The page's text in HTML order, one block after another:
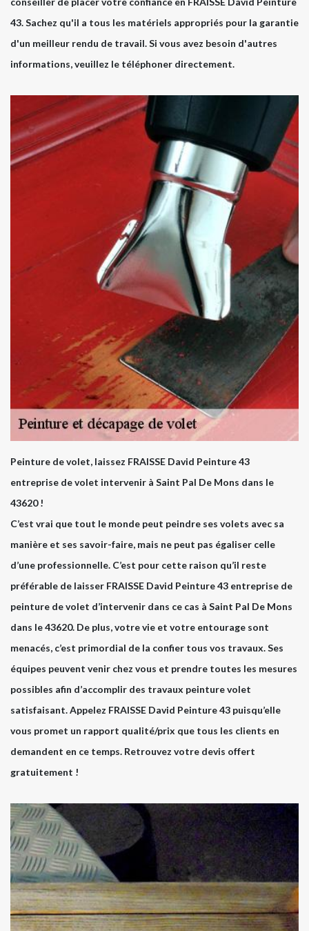
43. Sachez qu'il a tous les matériels appropriés pour la garantie
d'un meilleur rendu de travail. Si vous avez besoin d'autres
informations, veuillez le téléphoner directement.
Peinture de volet, laissez FRAISSE David Peinture 43
entreprise de volet intervenir à Saint Pal De Mons dans le
43620 !
C’est vrai que tout le monde peut peindre ses volets avec sa
manière et ses savoir-faire, mais ne peut pas égaliser celle
d’une professionnelle. C’est pour cette raison qu’il reste
préférable de laisser FRAISSE David Peinture 43 entreprise de
peinture de volet d’intervenir dans ce cas à Saint Pal De Mons
dans le 43620. De plus, votre vie et votre entourage sont
menacés, c’est primordial de la confier tous vos travaux. Ses
équipes peuvent venir chez vous et prendre toutes les mesures
possibles afin d’accomplir des travaux peinture volet
satisfaisant. Appelez FRAISSE David Peinture 43 puisqu’elle
vous promet un rapport qualité/prix que tous les clients en
demandent en ce temps. Retrouvez votre devis offert
gratuitement !